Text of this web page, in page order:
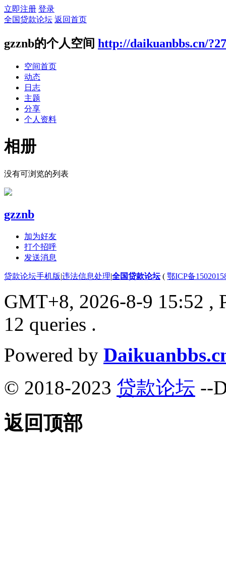
立即注册 登录
全国贷款论坛 返回首页
gzznb的个人空间 http://daikuanbbs.cn/
空间首页
动态
日志
主题
分享
个人资料
相册
没有可浏览的列表
gzznb
加为好友
打个招呼
发送消息
贷款论坛手机版|违法信息处理|全国贷款论坛( 鄂ICP备
GMT+8, 2026-8-9 15:52 ,
12 queries .
Powered by
© 2018-2023 贷款论坛 --
返回顶部